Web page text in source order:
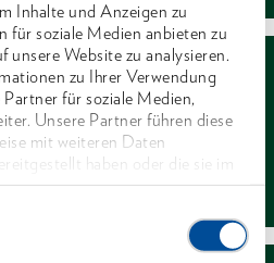
Inhalte und Anzeigen zu
für soziale Medien anbieten zu
unsere Website zu analysieren.
zu Ihrer Verwendung
für soziale Medien,
Unsere Partner führen diese
mit weiteren Daten
haben oder die sie im
gesammelt haben. Unsere